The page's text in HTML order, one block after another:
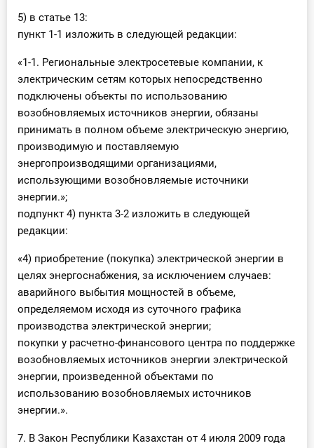
5) в статье 13:
пункт 1-1 изложить в следующей редакции:
«1-1. Региональные электросетевые компании, к
электрическим сетям которых непосредственно
подключены объекты по использованию
возобновляемых источников энергии, обязаны
принимать в полном объеме электрическую энергию,
производимую и поставляемую
энергопроизводящими организациями,
использующими возобновляемые источники
энергии.»;
подпункт 4) пункта 3-2 изложить в следующей
редакции:
«4) приобретение (покупка) электрической энергии в
целях энергоснабжения, за исключением случаев:
аварийного выбытия мощностей в объеме,
определяемом исходя из суточного графика
производства электрической энергии;
покупки у расчетно-финансового центра по поддержке
возобновляемых источников энергии электрической
энергии, произведенной объектами по
использованию возобновляемых источников
энергии.».
7. В Закон Республики Казахстан от 4 июля 2009 года